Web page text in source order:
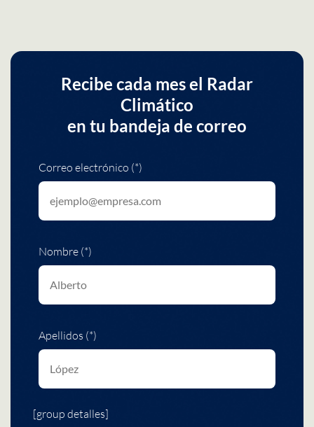
Recibe cada mes el Radar
Climático
en tu bandeja de correo
Correo electrónico (*)
Nombre (*)
Apellidos (*)
[group detalles]